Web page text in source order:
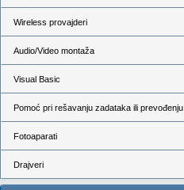
Wireless provajderi
Audio/Video montaža
Visual Basic
Pomoć pri rešavanju zadataka ili prevođenju
Fotoaparati
Drajveri